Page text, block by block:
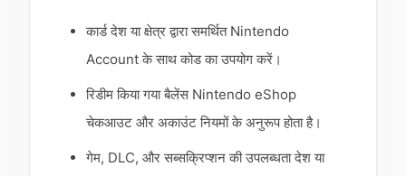
कार्ड देश या क्षेत्र द्वारा समर्थित Nintendo
Account के साथ कोड का उपयोग करें।
रिडीम किया गया बैलेंस Nintendo eShop
चेकआउट और अकाउंट नियमों के अनुरूप होता है।
गेम, DLC, और सब्सक्रिप्शन की उपलब्धता देश या